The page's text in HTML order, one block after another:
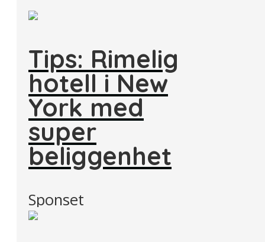
Tips: Rimelig
hotell i New
York med
super
beliggenhet
Sponset